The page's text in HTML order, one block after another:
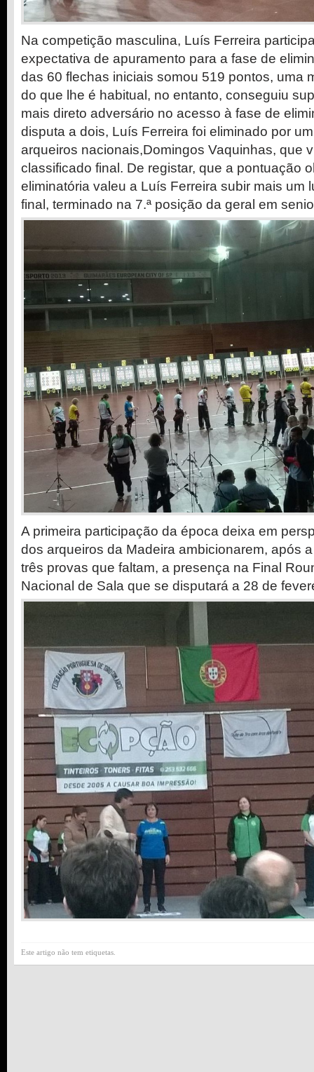
Na competição masculina, Luís Ferreira
expectativa de apuramento para a fase de
das 60 flechas iniciais somou 519 pontos, uma
do que lhe é habitual, no entanto, conseguiu
mais direto adversário no acesso à fase de
disputa a dois, Luís Ferreira foi eliminado por
arqueiros nacionais,Domingos Vaquinhas, que
classificado final. De registar, que a pontuação
eliminatória valeu a Luís Ferreira subir mais um
final, terminado na 7.ª posição da geral em
A primeira participação da época deixa em
dos arqueiros da Madeira ambicionarem, após
três provas que faltam, a presença na Final
Nacional de Sala que se disputará a 28 de
Este artigo não tem etiquetas.